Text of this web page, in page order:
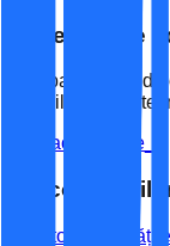
Ai nevoie de
Echipa noastră
soluțiile discutate
Contactează-ne
Articole
Vezi toate noutățile